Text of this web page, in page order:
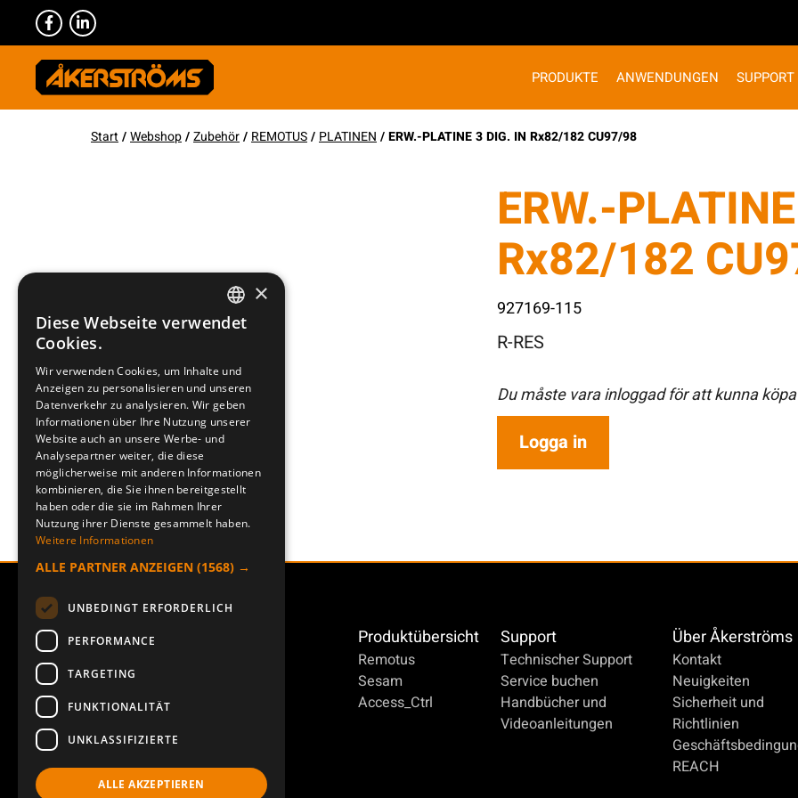
PRODUKTE ANWENDUNGEN SUPPORT
Start /Webshop/Zubehör/ REMOTUS/ PLATINEN / ERW.-PLATINE 3 DIG. IN Rx82/182 CU97/98
ERW.-
Rx82/182
927169-115
R-RES
Du måste vara inloggad för att kunna
Logga in
Produktübersicht
Remotus
Sesam
Access_Ctrl
Support
Technischer Support
Service buchen
Handbücher und
Videoanleitungen
Über Åkerströms
Kontakt
Neuigkeiten
Sicherheit und
Richtlinien
REACH
SWEDISH
DEUTSCH
×
Diese Webseite verwendet
Cookies.
Wir verwenden Cookies, um Inhalte und
Anzeigen zu personalisieren und unseren
Datenverkehr zu analysieren. Wir geben
Informationen über Ihre Nutzung unserer
Website auch an unsere Werbe- und
Analysepartner weiter, die diese
möglicherweise mit anderen Informationen
kombinieren, die Sie ihnen bereitgestellt
haben oder die sie im Rahmen Ihrer
Nutzung ihrer Dienste gesammelt haben.
Weitere Informationen
ALLE PARTNER ANZEIGEN (1568) →
UNBEDINGT ERFORDERLICH
PERFORMANCE
TARGETING
FUNKTIONALITÄT
UNKLASSIFIZIERTE
ALLE AKZEPTIEREN